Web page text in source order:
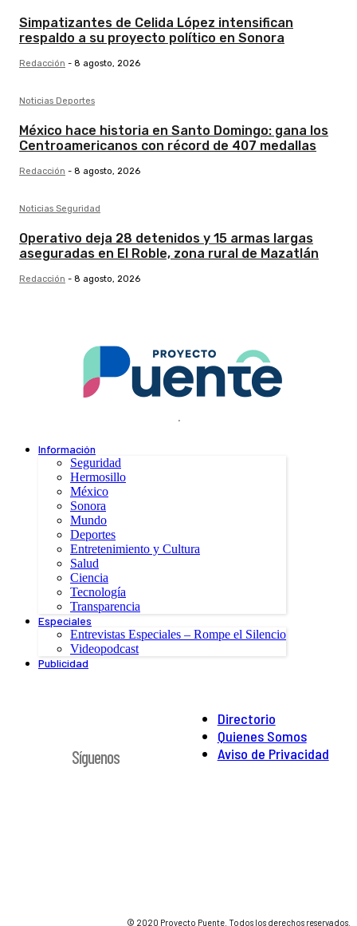
Simpatizantes de Celida López intensifican
respaldo a su proyecto político en Sonora
Redacción - 8 agosto, 2026
Noticias Deportes
México hace historia en Santo Domingo: gana los
Centroamericanos con récord de 407 medallas
Redacción - 8 agosto, 2026
Noticias Seguridad
Operativo deja 28 detenidos y 15 armas largas
aseguradas en El Roble, zona rural de Mazatlán
Redacción - 8 agosto, 2026
.
Información
Seguridad
Hermosillo
México
Sonora
Mundo
Deportes
Entretenimiento y Cultura
Salud
Ciencia
Tecnología
Transparencia
Especiales
Entrevistas Especiales – Rompe el Silencio
Videopodcast
Publicidad
Directorio
Quienes Somos
Aviso de Privacidad
Síguenos
© 2020 Proyecto Puente. Todos los derechos reservados.